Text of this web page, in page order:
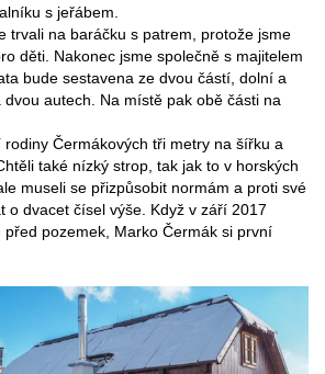
s jeřábem.
trvali na baráčku s patrem, protože jsme
děti. Nakonec jsme společně s majitelem
bude sestavena ze dvou částí, dolní a
autech. Na místě pak obě části na
Čermákových tři metry na šířku a
také nízký strop, tak jak to v horských
museli se přizpůsobit normám a proti své
o dvacet čísel výše. Když v září 2017
před pozemek, Marko Čermák si první